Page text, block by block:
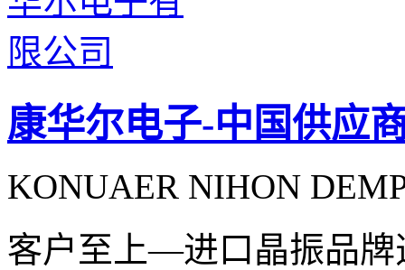
康华尔电子-中国供应
KONUAER NIHON
客户至上—进口晶振品牌